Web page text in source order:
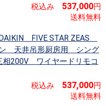
税込み 537,000円
送料無料
FIVE STAR ZEAS
天井吊形厨房用 シング
200V ワイヤードリモコ
税込み 537,000円
送料無料